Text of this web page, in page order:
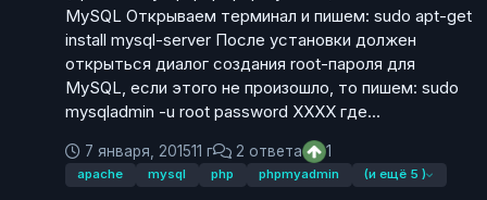
MySQL Открываем терминал и пишем: sudo apt-get
install mysql-server После установки должен
открыться диалог создания root-пароля для
MySQL, если этого не произошло, то пишем: sudo
mysqladmin -u root password XXXX где...
7 января, 201511 г 2 ответа 1
apache mysql php phpmyadmin (и ещё 5 )